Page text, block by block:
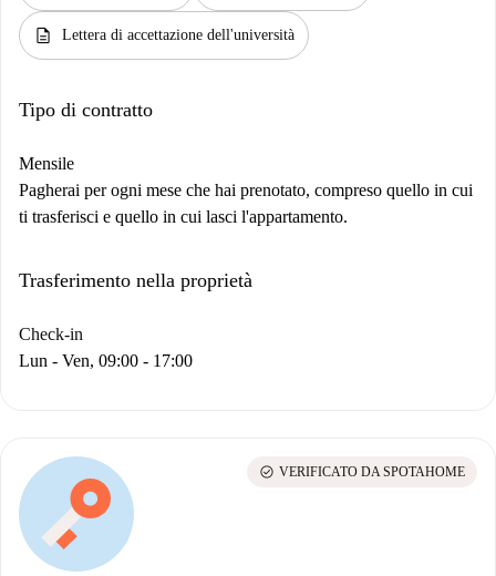
description Lettera di accettazione dell'università
Tipo di contratto
Mensile
Pagherai per ogni mese che hai prenotato, compreso quello in cui
ti trasferisci e quello in cui lasci l'appartamento.
Trasferimento nella proprietà
Check-in
Lun - Ven, 09:00 - 17:00
check_circle VERIFICATO DA SPOTAHOME